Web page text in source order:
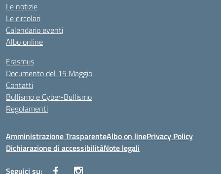
Le notizie
Le circolari
Calendario eventi
Albo online
Erasmus
Documento del 15 Maggio
Contatti
Bullismo e Cyber-Bullismo
Regolamenti
Amministrazione TrasparenteAlbo on linePrivacy Policy
Dichiarazione di accessibilitàNote legali
Seguici su: